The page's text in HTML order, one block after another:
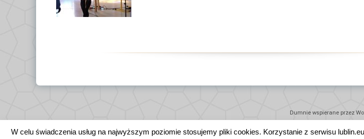
Dumnie wspierane przez
DEKLARACJA
W celu świadczenia usług na najwyższym poziomie stosujemy pliki cookies. Korzystanie z serwisu